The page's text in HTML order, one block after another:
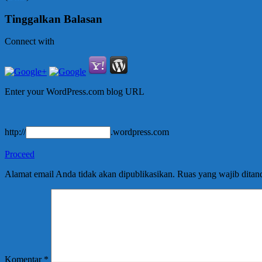
Tinggalkan Balasan
Connect with
Enter your WordPress.com blog URL
http:// .wordpress.com
Proceed
Alamat email Anda tidak akan dipublikasikan. Ruas yang wajib
Komentar *